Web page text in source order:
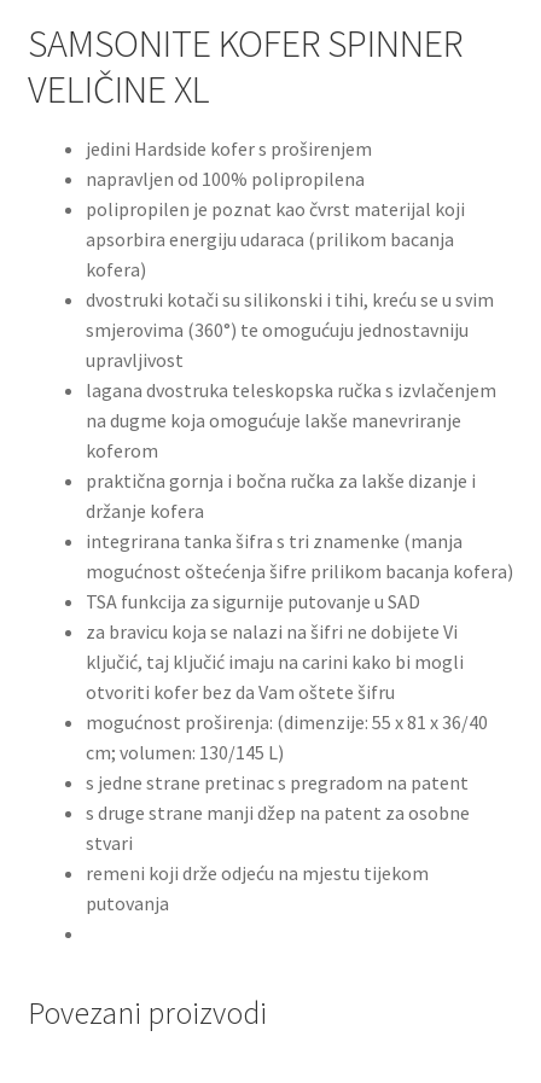
SAMSONITE KOFER SPINNER
VELIČINE XL
jedini Hardside kofer s proširenjem
napravljen od 100% polipropilena
polipropilen je poznat kao čvrst materijal koji
apsorbira energiju udaraca (prilikom bacanja
kofera)
dvostruki kotači su silikonski i tihi, kreću se u svim
smjerovima (360°) te omogućuju jednostavniju
upravljivost
lagana dvostruka teleskopska ručka s izvlačenjem
na dugme koja omogućuje lakše manevriranje
koferom
praktična gornja i bočna ručka za lakše dizanje i
držanje kofera
integrirana tanka šifra s tri znamenke (manja
mogućnost oštećenja šifre prilikom bacanja kofera)
TSA funkcija za sigurnije putovanje u SAD
za bravicu koja se nalazi na šifri ne dobijete Vi
ključić, taj ključić imaju na carini kako bi mogli
otvoriti kofer bez da Vam oštete šifru
mogućnost proširenja: (dimenzije: 55 x 81 x 36/40
cm; volumen: 130/145 L)
s jedne strane pretinac s pregradom na patent
s druge strane manji džep na patent za osobne
stvari
remeni koji drže odjeću na mjestu tijekom
putovanja
Povezani proizvodi